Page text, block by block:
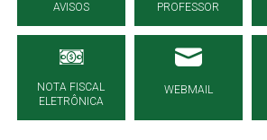
AVISOS
PROFESSOR
NOTA FISCAL
ELETRÔNICA
WEBMAIL